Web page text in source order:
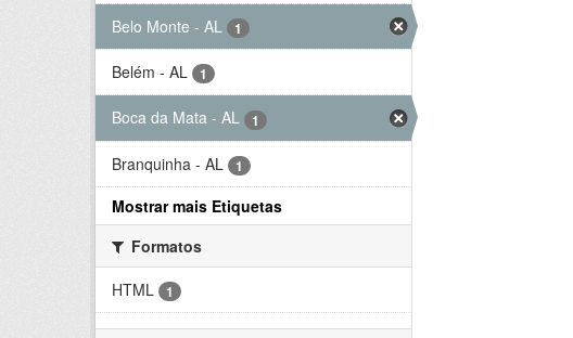
Belo Monte - AL 1
Belém - AL 1
Boca da Mata - AL 1
Branquinha - AL 1
Mostrar mais Etiquetas
Formatos
HTML
1